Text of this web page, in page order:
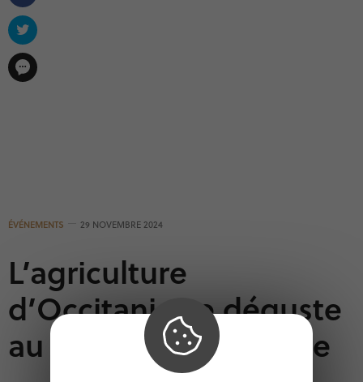
ÉVÉNEMENTS 29 NOVEMBRE 2024
L’agriculture
d’Occitanie se déguste
au MEETT de Toulouse